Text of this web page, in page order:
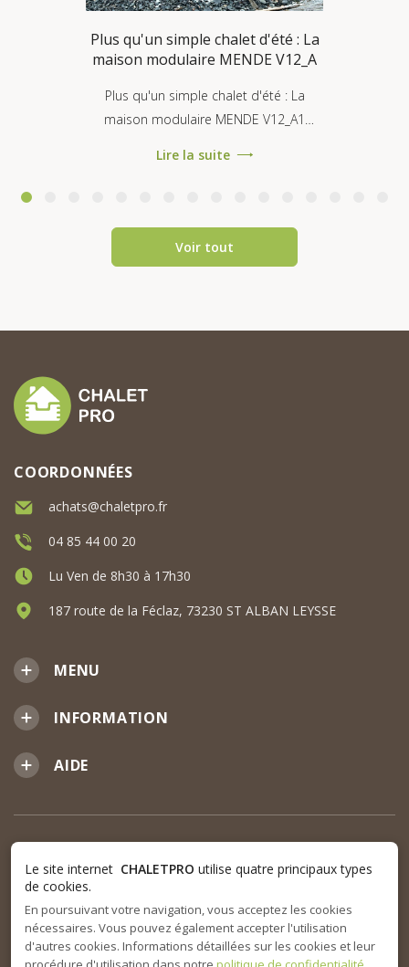
Plus qu'un simple chalet d'été : La
maison modulaire MENDE V12_A
Plus qu'un simple chalet d'été : La
maison modulaire MENDE V12_A1
Lire la suite
Voir tout
MENU
INFORMATION
AIDE
COORDONNÉES
achats@chaletpro.fr
04 85 44 00 20
Lu Ven de 8h30 à 17h30
187 route de la Féclaz, 73230 ST ALBAN LEYSSE
Le site internet CHALETPRO utilise quatre principaux types
de cookies.
En poursuivant votre navigation, vous acceptez les cookies
nécessaires. Vous pouvez également accepter l'utilisation
d'autres cookies. Informations détaillées sur les cookies et leur